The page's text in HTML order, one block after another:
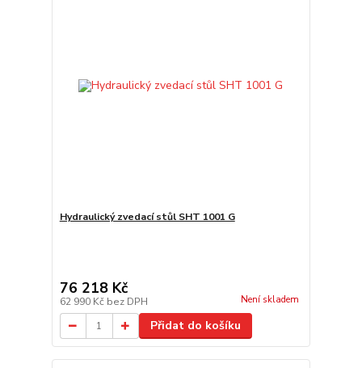
Hydraulický zvedací stůl SHT 1001 G
76 218 Kč
62 990 Kč bez DPH Není skladem
Přidat do košíku